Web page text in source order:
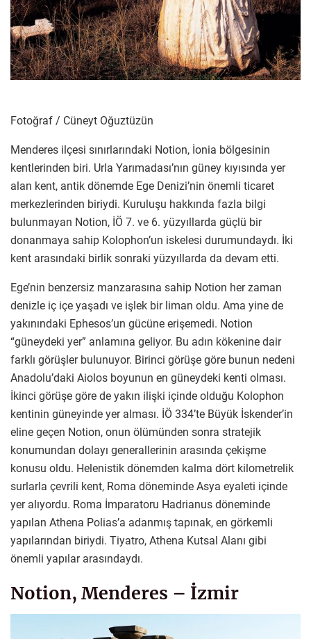
Fotoğraf / Cüneyt Oğuztüzün
Menderes ilçesi sınırlarındaki Notion, İonia bölgesinin
kentlerinden biri. Urla Yarımadası’nın güney kıyısında yer
alan kent, antik dönemde Ege Denizi’nin önemli ticaret
merkezlerinden biriydi. Kuruluşu hakkında fazla bilgi
bulunmayan Notion, İÖ 7. ve 6. yüzyıllarda güçlü bir
donanmaya sahip Kolophon’un iskelesi durumundaydı. İki
kent arasındaki birlik sonraki yüzyıllarda da devam etti.
Ege’nin benzersiz manzarasına sahip Notion her zaman
denizle iç içe yaşadı ve işlek bir liman oldu. Ama yine de
yakınındaki Ephesos’un gücüne erişemedi. Notion
“güneydeki yer” anlamına geliyor. Bu adın kökenine dair
farklı görüşler bulunuyor. Birinci görüşe göre bunun nedeni
Anadolu’daki Aiolos boyunun en güneydeki kenti olması.
İkinci görüşe göre de yakın ilişki içinde olduğu Kolophon
kentinin güneyinde yer alması. İÖ 334’te Büyük İskender’in
eline geçen Notion, onun ölümünden sonra stratejik
konumundan dolayı generallerinin arasında çekişme
konusu oldu. Helenistik dönemden kalma dört kilometrelik
surlarla çevrili kent, Roma döneminde Asya eyaleti içinde
yer alıyordu. Roma İmparatoru Hadrianus döneminde
yapılan Athena Polias’a adanmış tapınak, en görkemli
yapılarından biriydi. Tiyatro, Athena Kutsal Alanı gibi
önemli yapılar arasındaydı.
Notion, Menderes – İzmir